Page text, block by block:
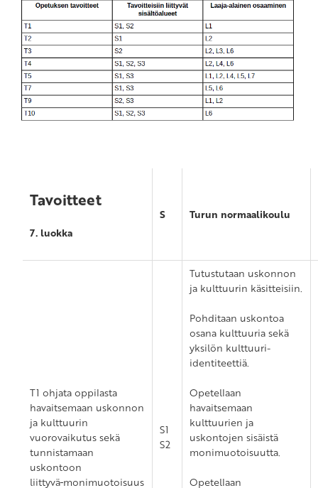
Tavoitteet
7. luokka
S Turun normaalikoulu
T1 ohjata oppilasta
havaitsemaan uskonnon
ja kulttuurin
vuorovaikutus sekä
tunnistamaan
uskontoon
liittyvä monimuotoisuus
S1
S2
Tutustutaan uskonnon
ja kulttuurin käsitteisiin.
Pohditaan uskontoa
osana kulttuuria sekä
yksilön kulttuuri-
identiteettiä.
Opetellaan
havaitsemaan
kulttuurien ja
uskontojen sisäistä
monimuotoisuutta.
Opetellaan